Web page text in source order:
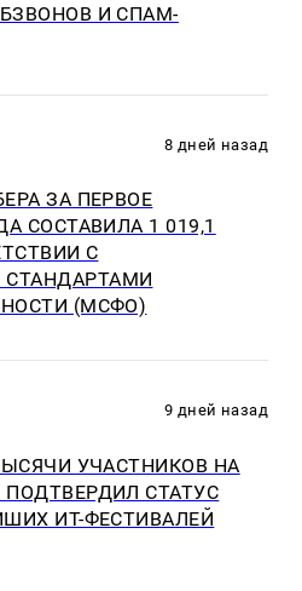
И СПАМ-
8 дней назад
ЗА ПЕРВОЕ
СОСТАВИЛА 1 019,1
С
(МСФО)
9 дней назад
УЧАСТНИКОВ НА
СТАТУС
ИТ-ФЕСТИВАЛЕЙ